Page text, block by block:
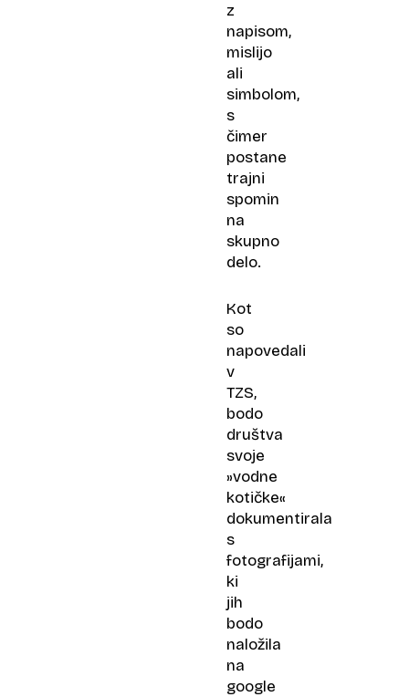
z
napisom,
mislijo
ali
simbolom,
s
čimer
postane
trajni
spomin
na
skupno
delo.
Kot
so
napovedali
v
TZS,
bodo
društva
svoje
»vodne
kotičke«
dokumentirala
s
fotografijami,
ki
jih
bodo
naložila
na
google